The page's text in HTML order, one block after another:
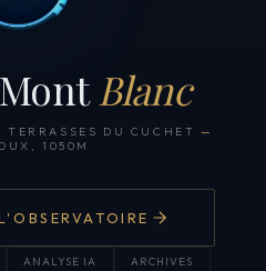
Blanc
DU CUCHET —
1050M
ANALYSE IA ARCHIVES